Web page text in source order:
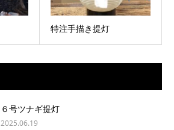
特注手描き提灯
６号ツナギ提灯
2025.06.19